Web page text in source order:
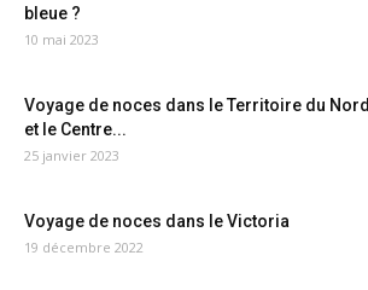
bleue ?
10 mai 2023
Voyage de noces dans le Territoire du Nord
et le Centre...
25 janvier 2023
Voyage de noces dans le Victoria
19 décembre 2022